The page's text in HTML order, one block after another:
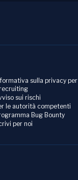
sulla privacy per
sui rischi
le autorità competenti
Bug Bounty
per noi